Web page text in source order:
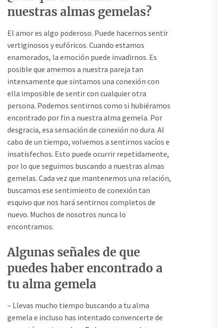
nuestras almas gemelas?
El amor es algo poderoso. Puede hacernos sentir
vertiginosos y eufóricos. Cuando estamos
enamorados, la emoción puede invadirnos. Es
posible que amemos a nuestra pareja tan
intensamente que sintamos una conexión con
ella imposible de sentir con cualquier otra
persona. Podemos sentirnos como si hubiéramos
encontrado por fin a nuestra alma gemela. Por
desgracia, esa sensación de conexión no dura. Al
cabo de un tiempo, volvemos a sentirnos vacíos e
insatisfechos. Esto puede ocurrir repetidamente,
por lo que seguimos buscando a nuestras almas
gemelas. Cada vez que mantenemos una relación,
buscamos ese sentimiento de conexión tan
esquivo que nos hará sentirnos completos de
nuevo. Muchos de nosotros nunca lo
encontramos.
Algunas señales de que
puedes haber encontrado a
tu alma gemela
– Llevas mucho tiempo buscando a tu alma
gemela e incluso has intentado convencerte de